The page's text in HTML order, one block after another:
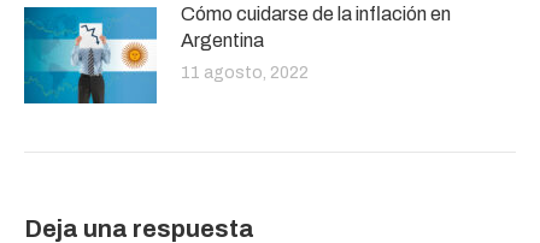
Cómo cuidarse de la inflación en
Argentina
11 agosto, 2022
Deja una respuesta